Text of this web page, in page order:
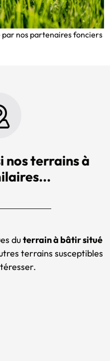
par nos partenaires fonciers
nos terrains à
duterrain à bâtir situé
terrains susceptibles